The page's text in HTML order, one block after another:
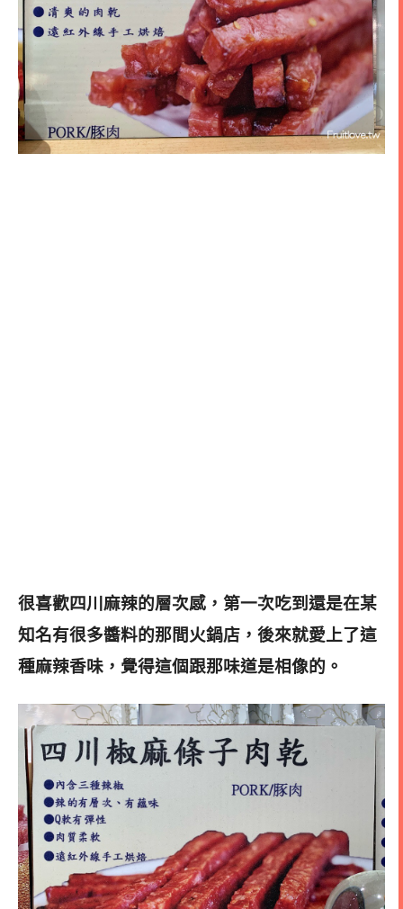
很喜歡四川麻辣的層次感，第一次吃到還是在某
知名有很多醬料的那間火鍋店，後來就愛上了這
種麻辣香味，覺得這個跟那味道是相像的。